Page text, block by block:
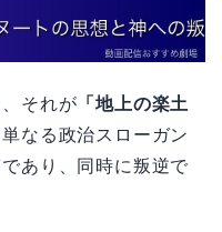
それが 「地上の楽土
なる政治スローガン
あり、同時に叛逆で